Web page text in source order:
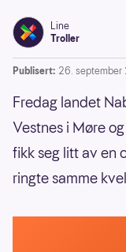
Line
Troller
Publisert: 26.
Fredag landet
Vestnes i Møre
fikk seg litt av en
ringte samme